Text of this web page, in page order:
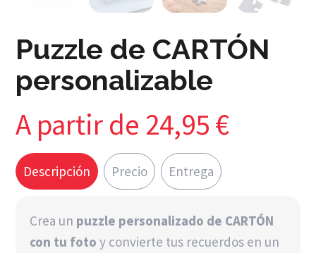
Puzzle de CARTÓN
personalizable
A partir de 24,95€
Descripción Precio Entrega
Crea un puzzle personalizado de CARTÓN
con tu foto y convierte tus recuerdos en un